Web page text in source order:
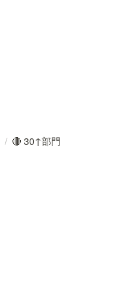
/ 🔴 30↑部門